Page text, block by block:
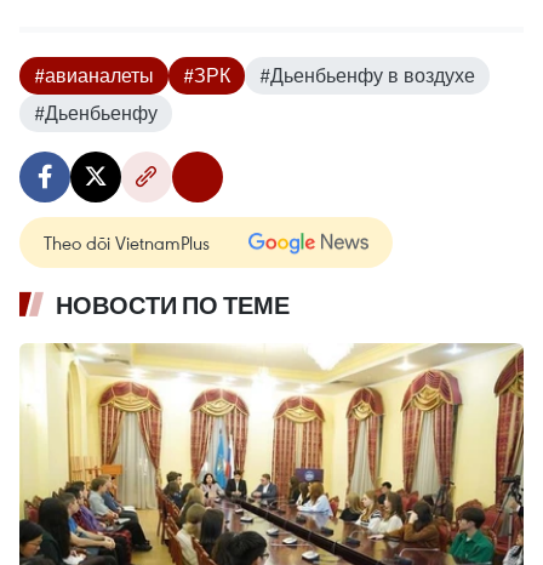
#авианалеты #ЗРК
#Дьенбьенфу в воздухе
#Дьенбьенфу
Theo dõi VietnamPlus
НОВОСТИ ПО ТЕМЕ